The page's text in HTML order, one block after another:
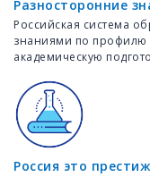
Разносторонние
Российская система
знаниями по профилю
академическую
Россия это